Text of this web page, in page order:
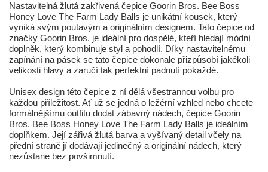
Nastavitelná žlutá zakřivená čepice Goorin Bros. Bee Boss
Honey Love The Farm Lady Balls je unikátní kousek, který
vyniká svým poutavým a originálním designem. Tato čepice od
značky Goorin Bros. je ideální pro dospělé, kteří hledají módní
doplněk, který kombinuje styl a pohodlí. Díky nastavitelnému
zapínání na pásek se tato čepice dokonale přizpůsobí jakékoli
velikosti hlavy a zaručí tak perfektní padnutí pokaždé.
Unisex design této čepice z ní dělá všestrannou volbu pro
každou příležitost. Ať už se jedná o ležérní vzhled nebo chcete
formálnějšímu outfitu dodat zábavný nádech, čepice Goorin
Bros. Bee Boss Honey Love The Farm Lady Balls je ideálním
doplňkem. Její zářivá žlutá barva a vyšívaný detail včely na
přední straně jí dodávají jedinečný a originální nádech, který
nezůstane bez povšimnutí.